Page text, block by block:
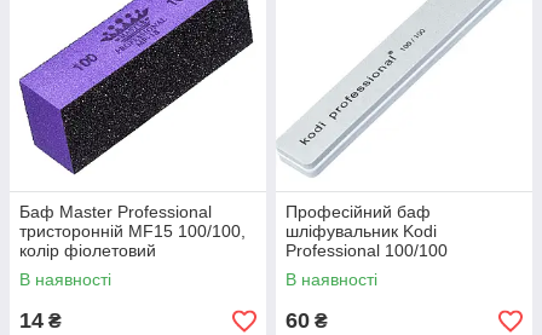
Баф Master Professional
тристоронній MF15 100/100,
колір фіолетовий
В наявності
14 ₴
Професійний баф
шліфувальник Kodi
Professional 100/100
прямокутний довгий, сірий
В наявності
60 ₴